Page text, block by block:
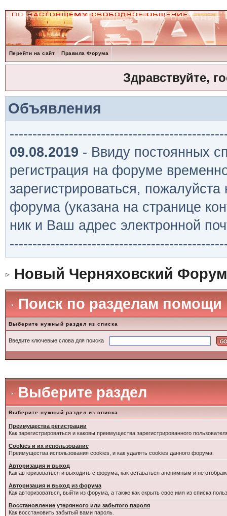
Перейти на сайт Правила Форума
Здравствуйте,
Объявления
09.08.2019 - Ввиду постоянных
регистрация на форуме
зарегистрироваться,
форума (указана на странице
ник и Ваш адрес электронной
Новый Черняховский Форум
Поиск по разделам помощи
Выберите нужный раздел из списка
Введите ключевые слова для поиска
Выберите раздел
Выберите нужный раздел из списка
Преимущества регистрации
Как зарегистрироваться и каковы преимущества зарегистрированного
Cookies и их использование
Преимущества использования cookies, и как удалять cookies данного форума.
Авторизация и выход
Как авторизоваться и выходить с форума, как оставаться анонимным и не
Авторизация и выход из форума
Как авторизоваться, выйти из форума, а также как скрыть свое имя из списка
Восстановление утерянного или забытого пароля
Как восстановить забытый вами пароль.